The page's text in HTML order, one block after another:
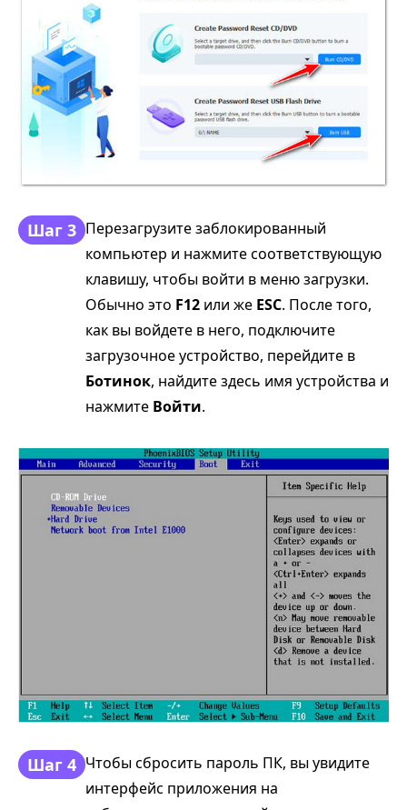
Шаг 3 Перезагрузите заблокированный
компьютер и нажмите соответствующую
клавишу, чтобы войти в меню загрузки.
Обычно это F12 или же ESC. После того,
как вы войдете в него, подключите
загрузочное устройство, перейдите в
Ботинок, найдите здесь имя устройства и
нажмите Войти.
Шаг 4 Чтобы сбросить пароль ПК, вы увидите
интерфейс приложения на